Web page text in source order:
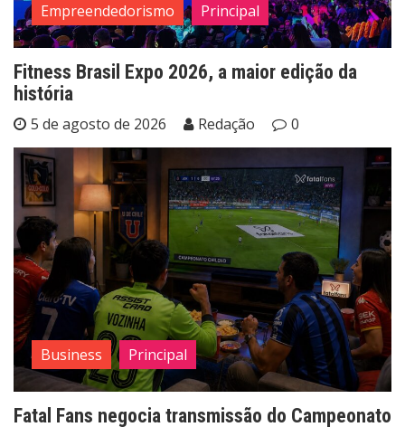
Empreendedorismo Principal
Fitness Brasil Expo 2026, a maior edição da
história
5 de agosto de 2026 Redação 0
Business Principal
Fatal Fans negocia transmissão do Campeonato